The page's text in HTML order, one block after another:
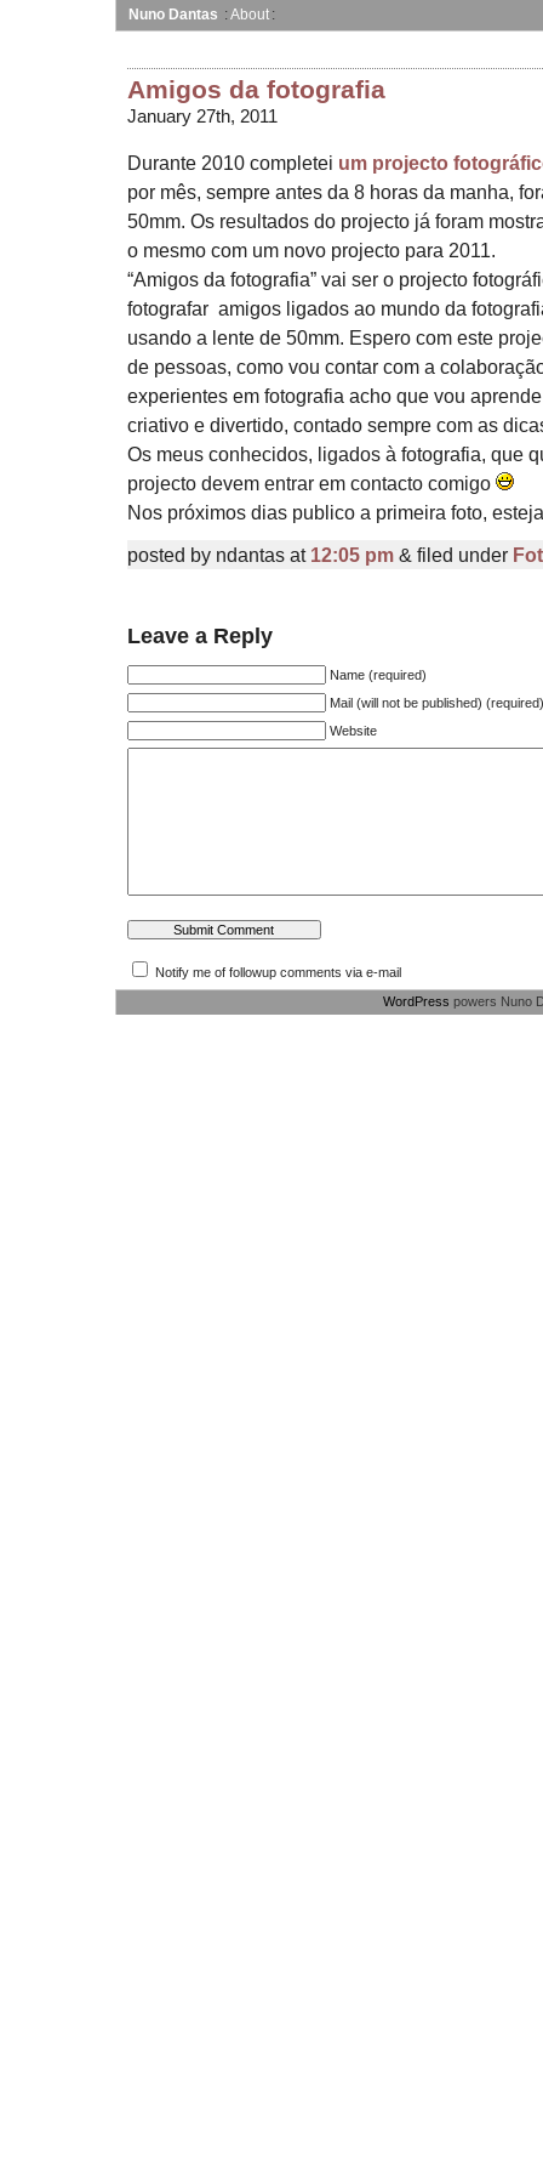
Nuno Dantas About
Amigos da fotografia
January 27th, 2011
Durante 2010 completei um projecto
por mês, sempre antes da 8 horas da manha,
50mm. Os resultados do projecto já foram
o mesmo com um novo projecto para 2011.
“Amigos da fotografia” vai ser o projecto
fotografar amigos ligados ao mundo da
usando a lente de 50mm. Espero com este
de pessoas, como vou contar com a
experientes em fotografia acho que vou
criativo e divertido, contado sempre com as
Os meus conhecidos, ligados à fotografia, que
projecto devem entrar em contacto comigo
Nos próximos dias publico a primeira foto,
posted by ndantas at 12:05 pm& filed under
Leave a Reply
Name (required)
Mail (will not be published) (required)
Website
Notify me of followup comments via e-mail
WordPress powers Nuno